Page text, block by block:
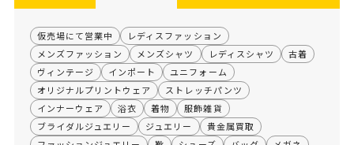
仮売場にて営業中
レディスファッション
メンズファッション
メンズシャツ レディスシャツ
古着
ヴィンテージ
インポート
ユニフォーム
オリジナルプリントウェア
ストレッチパンツ
インナーウェア
浴衣 着物
服飾雑貨
ブライダルジュエリー
ジュエリー
貴金属買取